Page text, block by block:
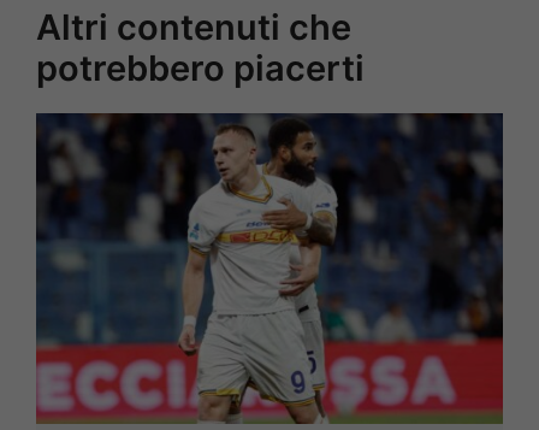
Altri contenuti che
potrebbero piacerti